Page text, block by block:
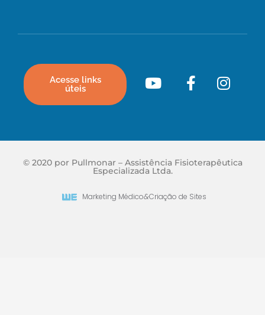
Acesse links
úteis
© 2020 por Pullmonar – Assistência Fisioterapêutica
Especializada Ltda.
Marketing Médico&Criação de Sites